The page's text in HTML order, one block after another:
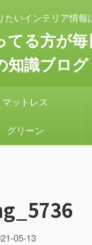
たいインテリア情
てる方が
知識ブログ
マットレス
グリーン
05-13